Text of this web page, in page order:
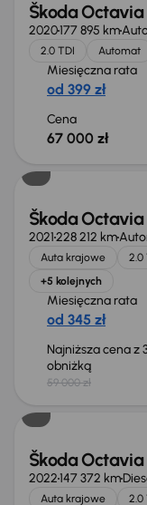
Škoda Octavia
2020177 895 km
2.0 TDI Automat
Miesięczna rata
od 399 zł
Cena
67 000 zł
Taniej o 1 000 zł
Škoda Octavia
2021228 212 km
Auta krajowe 2.0
+5 kolejnych
Miesięczna rata
od 345 zł
Najniższa cena z
obniżką
59 000 zł
Škoda Octavia
2022147 372 km
Auta krajowe 2.0